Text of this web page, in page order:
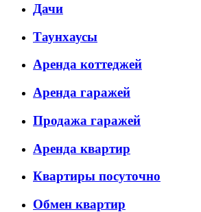
Дачи
Таунхаусы
Аренда коттеджей
Аренда гаражей
Продажа гаражей
Аренда квартир
Квартиры посуточно
Обмен квартир